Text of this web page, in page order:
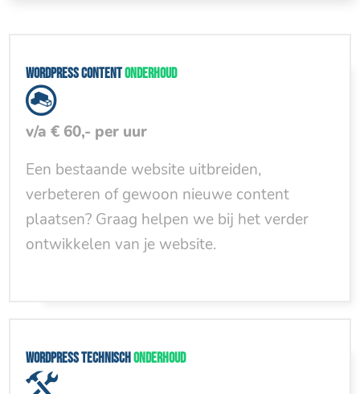
WordPress contentonderhoud
v/a € 60,- per uur
Een bestaande website uitbreiden,
verbeteren of gewoon nieuwe content
plaatsen? Graag helpen we bij het verder
ontwikkelen van je website.
WordPress technischonderhoud